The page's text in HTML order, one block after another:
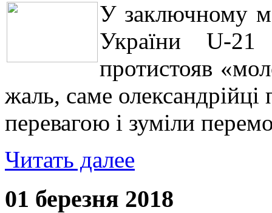
У заключному
України U-21
протистояв
жаль, саме олександрійці
перевагою і зуміли
Читать далее
01 березня 2018